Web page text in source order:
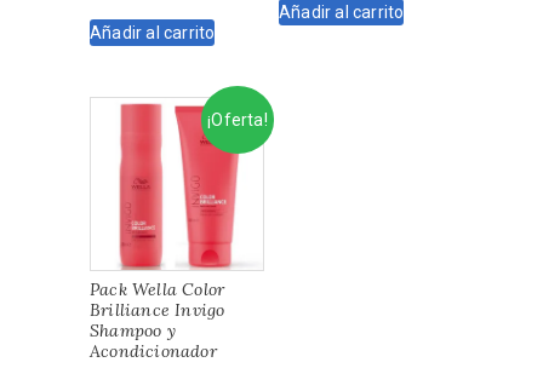
era:
es:
Añadir al carrito
era:
es:
Añadir al carrito
¡Oferta!
Pack Wella Color
Brilliance Invigo
Shampoo y
Acondicionador